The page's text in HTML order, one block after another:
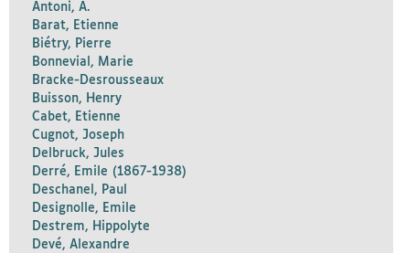
Antoni, A.
Barat, Etienne
Biétry, Pierre
Bonnevial, Marie
Bracke-Desrousseaux
Buisson, Henry
Cabet, Etienne
Cugnot, Joseph
Delbruck, Jules
Derré, Emile (1867-1938)
Deschanel, Paul
Designolle, Emile
Destrem, Hippolyte
Devé, Alexandre